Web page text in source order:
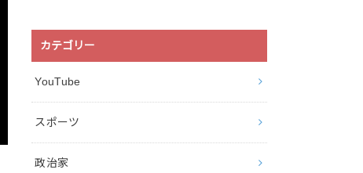
カテゴリー
YouTube
スポーツ
政治家